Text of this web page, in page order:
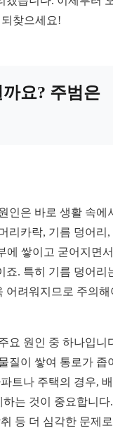
찾으세요!
요? 주범은
인은 바로 생활 속에
리카락, 기름 덩어리,
에 쌓이고 굳어지면
죠. 특히 기름 덩어리
어려워지므로 주의해
요 원인 중 하나입니
질이 쌓여 통로가 좁
트나 주택의 경우,
는 것이 중요합니다
등 더 심각한 문제